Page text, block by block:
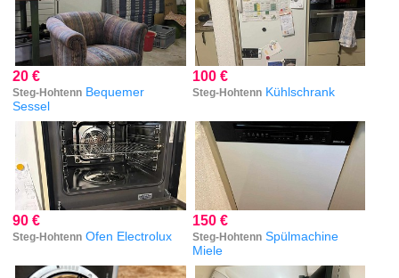
20 €
Steg-Hohtenn Bequemer
Sessel
100 €
Steg-Hohtenn Kühlschrank
90 €
Steg-Hohtenn Ofen Electrolux
150 €
Steg-Hohtenn Spülmachine
Miele